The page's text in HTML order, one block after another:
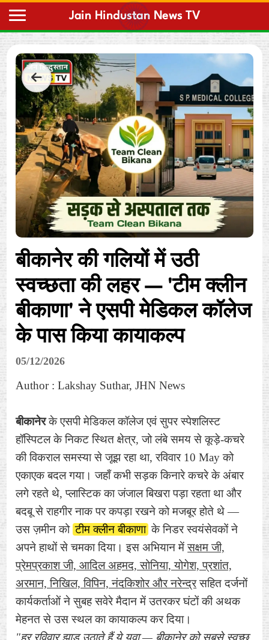
Home
बीकानेर की गलियों में उठी
स्वच्छता की लहर — 'टीम क्लीन
बीकाणा' ने एसपी मेडिकल कॉलेज
के पास किया कायाकल्प
05/12/2026
Author : Lakshay Suthar, JHN News
बीकानेरके एसपी मेडिकल कॉलेज एवं सुपर स्पेशलिस्ट
हॉस्पिटल के निकट स्थित क्षेत्र, जो लंबे समय से कूड़े-कचरे
की विकराल समस्या से जूझ रहा था, रविवार 10 May को
एकाएक बदल गया। जहाँ कभी सड़क किनारे कचरे के अंबार
लगे रहते थे, प्लास्टिक का जंजाल बिखरा पड़ा रहता था और
बदबू से राहगीर नाक पर कपड़ा रखने को मजबूर होते थे —
उस ज़मीन कोटीम क्लीन बीकाणा के निडर स्वयंसेवकों ने
अपने हाथों से चमका दिया। इस अभियान मेंसक्षम जी,
प्रेमप्रकाश जी, आदिल अहमद, सोनिया, योगेश, प्रशांत,
अरमान, निखिल, विपिन, नंदकिशोर और नरेन्द्रसहित दर्जनों
कार्यकर्ताओं ने सुबह सवेरे मैदान में उतरकर घंटों की अथक
मेहनत से उस स्थल का कायाकल्प कर दिया।
"हर रविवार झाड़ू उठाते हैं ये युवा — बीकानेर को सबसे स्वच्छ